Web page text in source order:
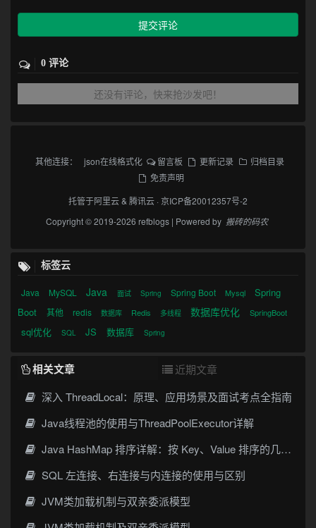
提交评论
0 评论
还没有评论，快来抢沙发吧！
其他连接： json在线格式化 留言板 更新记录
归档目录
免责声明
托管于阿里云& 腾讯云 ·京ICP备20012357号-2
Copyright © 2019-2026 refblogs | Powered by 搬砖的码农
标签云
Java MySQL Java 面试 Spring Spring Boot Mysql
Spring
Boot
其他 redis 数据库 Redis 多线程 数据库优化 SpringBoot
sql优化 SQL JS 数据库 Spring
相关文章
近期文章
深入 ThreadLocal：原理、应用场景及面试考点全指南
Java线程池的使用与ThreadPoolExecutor详解
Java HashMap 排序详解：按 Key、Value 排序的几种常见写法
SQL 左连接、右连接与内连接的使用与区别
JVM类加载机制与双亲委派模型